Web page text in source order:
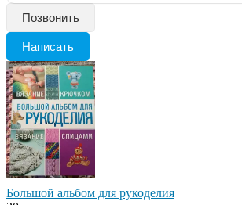
Позвонить
Написать
Большой альбом для рукоделия